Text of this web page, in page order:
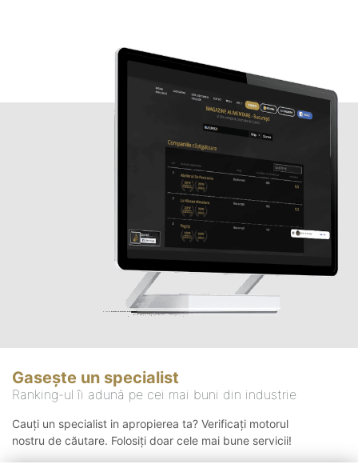
Gasește un specialist
Ranking-ul îi adună pe cei mai buni din industrie
Cauți un specialist in apropierea ta? Verificați motorul
nostru de căutare. Folosiți doar cele mai bune servicii!